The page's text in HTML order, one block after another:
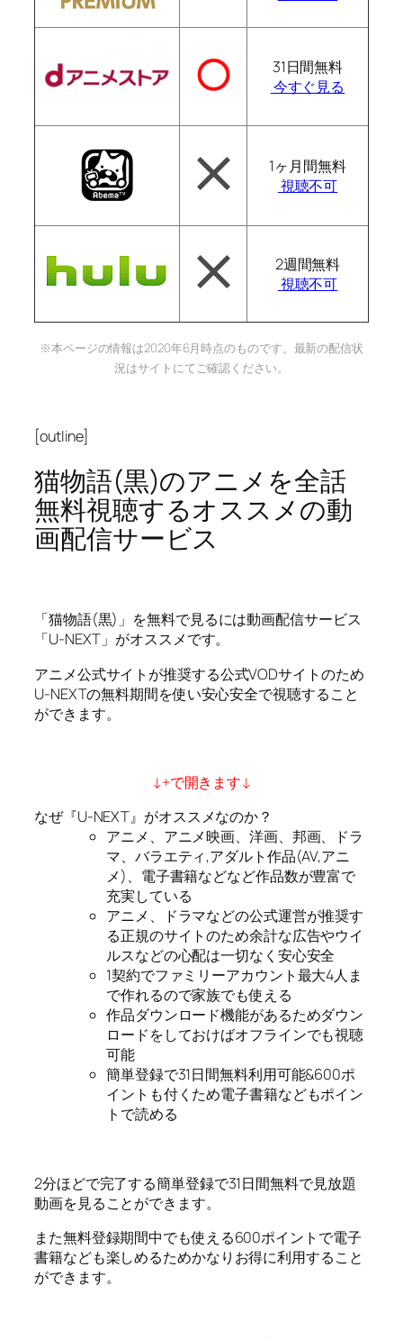
31日間無料
今すぐ見る
1ヶ月間無料
視聴不可
2週間無料
視聴不可
※本ページの情報は2020年6月時点のものです。最新の配信状
況はサイトにてご確認ください。
[outline]
猫物語(黒)のアニメを全話
無料視聴するオススメの動
画配信サービス
「猫物語(黒)」を無料で見るには動画配信サービス
「U-NEXT」がオススメです。
アニメ公式サイトが推奨する公式VODサイトのため
U-NEXTの無料期間を使い安心安全で視聴すること
ができます。
↓+で開きます↓
なぜ『U-NEXT』がオススメなのか？
アニメ、アニメ映画、洋画、邦画、ドラ
マ、バラエティ,アダルト作品(AV,アニ
メ)、電子書籍などなど作品数が豊富で
充実している
アニメ、ドラマなどの公式運営が推奨す
る正規のサイトのため余計な広告やウイ
ルスなどの心配は一切なく安心安全
1契約でファミリーアカウント最大4人ま
で作れるので家族でも使える
作品ダウンロード機能があるためダウン
ロードをしておけばオフラインでも視聴
可能
簡単登録で31日間無料利用可能&600ポ
イントも付くため電子書籍などもポイン
トで読める
2分ほどで完了する簡単登録で31日間無料で見放題
動画を見ることができます。
また無料登録期間中でも使える600ポイントで電子
書籍なども楽しめるためかなりお得に利用すること
ができます。